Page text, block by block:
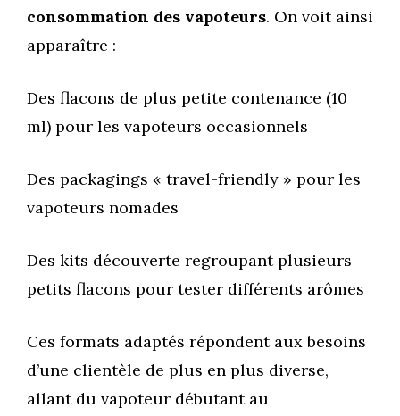
consommation des vapoteurs. On voit ainsi
apparaître :
Des flacons de plus petite contenance (10
ml) pour les vapoteurs occasionnels
Des packagings « travel-friendly » pour les
vapoteurs nomades
Des kits découverte regroupant plusieurs
petits flacons pour tester différents arômes
Ces formats adaptés répondent aux besoins
d’une clientèle de plus en plus diverse,
allant du vapoteur débutant au